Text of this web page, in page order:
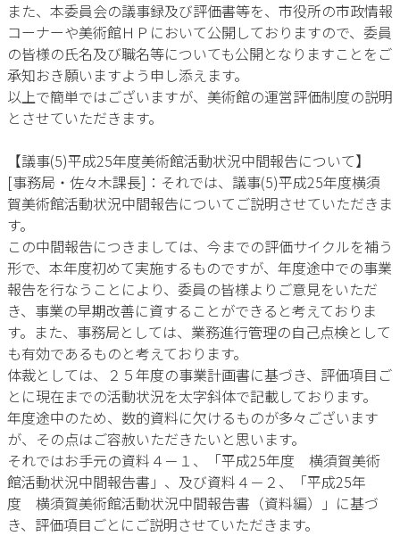
また、本委員会の議事録及び評価書等を、市役所の市政情報
コーナーや美術館ＨＰにおいて公開しておりますので、委員
の皆様の氏名及び職名等についても公開となりますことをご
承知おき願いますよう申し添えます。
以上で簡単ではございますが、美術館の運営評価制度の説明
とさせていただきます。
【議事(5)平成25年度美術館活動状況中間報告について】
[事務局・佐々木課長]：それでは、議事(5)平成25年度横須
賀美術館活動状況中間報告についてご説明させていただきま
す。
この中間報告につきましては、今までの評価サイクルを補う
形で、本年度初めて実施するものですが、年度途中での事業
報告を行なうことにより、委員の皆様よりご意見をいただ
き、事業の早期改善に資することができると考えておりま
す。また、事務局としては、業務進行管理の自己点検として
も有効であるものと考えております。
体裁としては、２５年度の事業計画書に基づき、評価項目ご
とに現在までの活動状況を太字斜体で記載しております。
年度途中のため、数的資料に欠けるものが多々ございます
が、その点はご容赦いただきたいと思います。
それではお手元の資料４－１、「平成25年度 横須賀美術
館活動状況中間報告書」、及び資料４－２、「平成25年
度 横須賀美術館活動状況中間報告書（資料編）」に基づ
き、評価項目ごとにご説明させていただきます。